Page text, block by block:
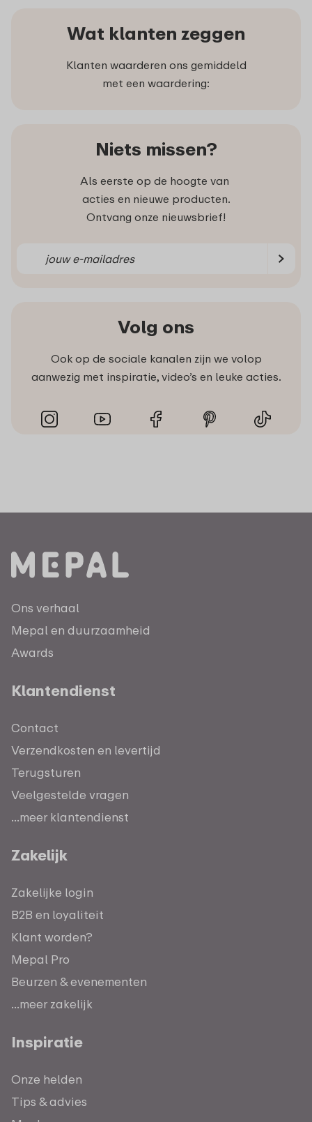
Wat klanten zeggen
Klanten waarderen ons gemiddeld
met een waardering:
Niets missen?
Als eerste op de hoogte van
acties en nieuwe producten.
Ontvang onze nieuwsbrief!
Volg ons
Ook op de sociale kanalen zijn we volop
aanwezig met inspiratie, video’s en leuke acties.
Ons verhaal
Mepal en duurzaamheid
Awards
Klantendienst
Contact
Verzendkosten en levertijd
Terugsturen
Veelgestelde vragen
...meer klantendienst
Zakelijk
Zakelijke login
B2B en loyaliteit
Klant worden?
Mepal Pro
Beurzen & evenementen
...meer zakelijk
Inspiratie
Onze helden
Tips & advies